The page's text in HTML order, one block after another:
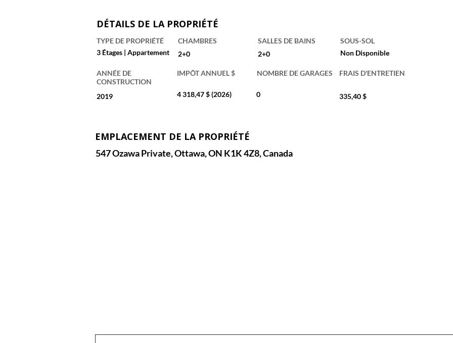
DÉTAILS DE LA PROPRIÉTÉ
TYPE DE PROPRIÉTÉ
3 Étages | Appartement
CHAMBRES
2+0
SALLES DE BAINS
2+0
SOUS-SOL
Non Disponible
IMPÔT ANNUEL $ NOMBRE DE GARAGES
ANNÉE DE
CONSTRUCTION
FRAIS D'ENTRETIEN
4 318,47 $ (2026) 0
2019 335,40 $
EMPLACEMENT DE LA PROPRIÉTÉ
547 Ozawa Private, Ottawa, ON K1K 4Z8, Canada